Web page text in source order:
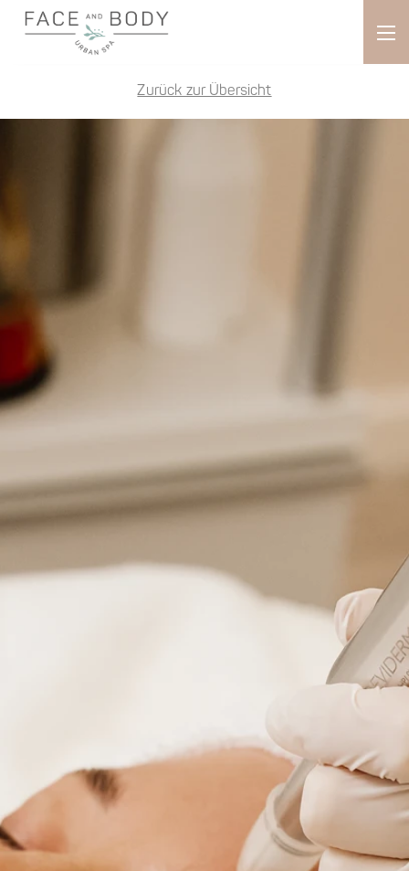
Zurück zur Übersicht